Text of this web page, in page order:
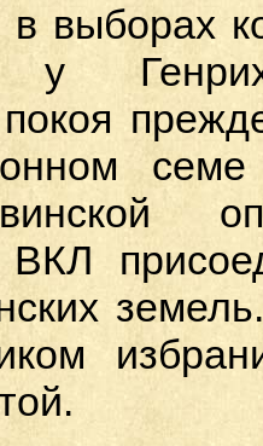
в выборах
у
покоя
ВКЛ